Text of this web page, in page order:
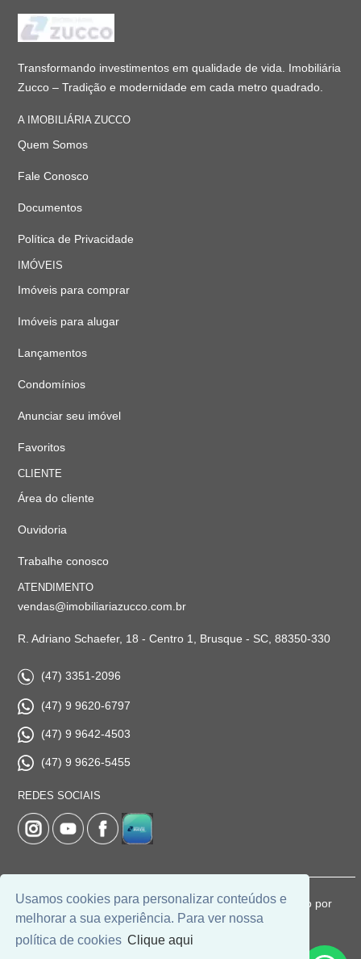
Usamos cookies para personalizar conteúdos e
melhorar a sua experiência. Para ver nossa
política de cookies Clique aqui
Transformando investimentos em qualidade de vida. Imobiliária
Zucco – Tradição e modernidade em cada metro quadrado.
A IMOBILIÁRIA ZUCCO
Quem Somos
Fale Conosco
Documentos
Política de Privacidade
IMÓVEIS
Imóveis para comprar
Imóveis para alugar
Lançamentos
Condomínios
Anunciar seu imóvel
Favoritos
CLIENTE
Área do cliente
Ouvidoria
Trabalhe conosco
ATENDIMENTO
vendas@imobiliariazucco.com.br
R. Adriano Schaefer, 18 - Centro 1, Brusque - SC, 88350-330
(47) 3351-2096
(47) 9 9620-6797
(47) 9 9642-4503
(47) 9 9626-5455
REDES SOCIAIS
© 2026 | Imobiliária Zucco | CRECI: 1037-J | Desenvolvido por
Universal Software.